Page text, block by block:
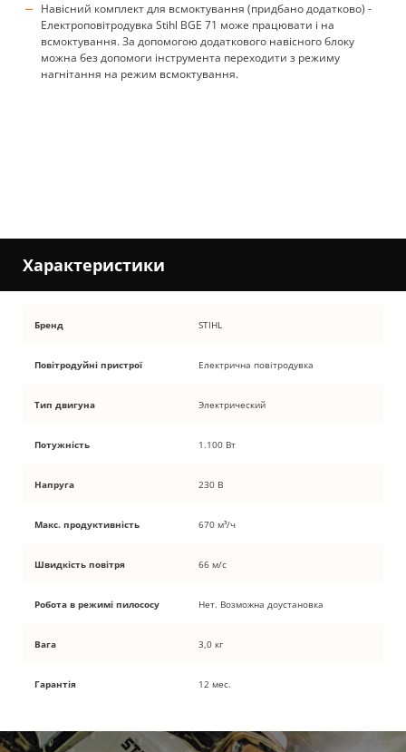
Навісний комплект для всмоктування (придбано додатково) -
Електроповітродувка Stihl BGE 71 може працювати і на
всмоктування. За допомогою додаткового навісного блоку
можна без допомоги інструмента переходити з режиму
нагнітання на режим всмоктування.
Характеристики
Бренд STIHL
Повітродуйні пристрої Електрична повітродувка
Тип двигуна Электрический
Потужність 1.100 Вт
Напруга 230 В
Макс. продуктивність 670 м³/ч
Швидкість повітря 66 м/с
Робота в режимі пилососу Нет. Возможна доустановка
Вага 3,0 кг
Гарантія 12 мес.